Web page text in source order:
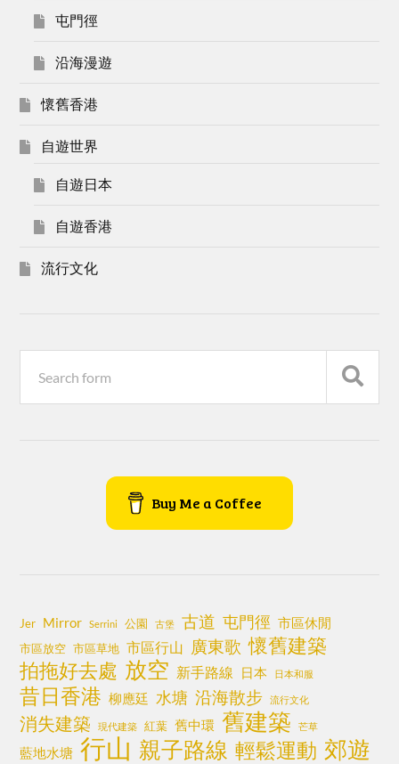
屯門徑
沿海漫遊
懷舊香港
自遊世界
自遊日本
自遊香港
流行文化
Buy Me a Coffee
Jer Mirror Serrini 公園 古堡 古道 屯門徑 市區休閒
市區放空 市區草地 市區行山 廣東歌 懷舊建築
拍拖好去處 放空 新手路線 日本 日本和服
昔日香港 柳應廷 水塘 沿海散步 流行文化
消失建築 現代建築 紅葉 舊中環 舊建築 芒草
藍地水塘 行山 親子路線 輕鬆運動 郊遊